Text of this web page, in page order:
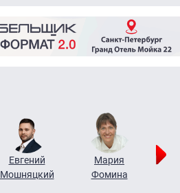
Евгений
Мошняцкий
Мария
Фомина